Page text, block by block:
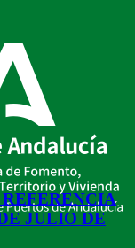
JULIO DE